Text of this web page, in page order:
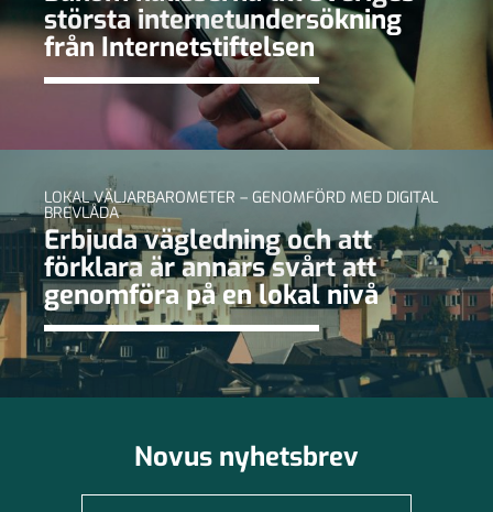
största internetundersökning
från Internetstiftelsen
LOKAL VÄLJARBAROMETER – GENOMFÖRD MED DIGITAL
BREVLÅDA
Erbjuda vägledning och att
förklara är annars svårt att
genomföra på en lokal nivå
Novus nyhetsbrev